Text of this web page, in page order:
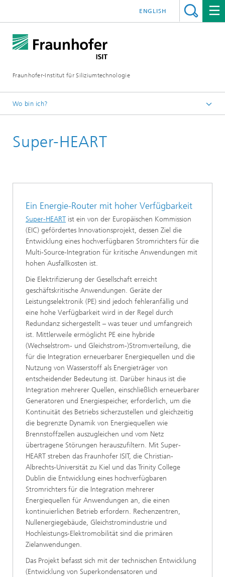
Fraunhofer-Institut für Siliziumtechnologie
ENGLISH
Wo bin ich?
Leistungselektronik
Super-HEART
Ein Energie-Router mit hoher Verfügbarkeit
Super-HEART ist ein von der Europäischen Kommission
(EIC) gefördertes Innovationsprojekt, dessen Ziel die
Entwicklung eines hochverfügbaren Stromrichters für die
Multi-Source-Integration für kritische Anwendungen mit
hohen Ausfallkosten ist.
Die Elektrifizierung der Gesellschaft erreicht
geschäftskritische Anwendungen. Geräte der
Leistungselektronik (PE) sind jedoch fehleranfällig und
eine hohe Verfügbarkeit wird in der Regel durch
Redundanz sichergestellt – was teuer und umfangreich
ist. Mittlerweile ermöglicht PE eine hybride
(Wechselstrom- und Gleichstrom-)Stromverteilung, die
für die Integration erneuerbarer Energiequellen und die
Nutzung von Wasserstoff als Energieträger von
entscheidender Bedeutung ist. Darüber hinaus ist die
Integration mehrerer Quellen, einschließlich erneuerbarer
Generatoren und Energiespeicher, erforderlich, um die
Kontinuität des Betriebs sicherzustellen und gleichzeitig
die begrenzte Dynamik von Energiequellen wie
Brennstoffzellen auszugleichen und vom Netz
übertragene Störungen herauszufiltern. Mit Super-
HEART streben das Fraunhofer ISIT, die Christian-
Albrechts-Universität zu Kiel und das Trinity College
Dublin die Entwicklung eines hochverfügbaren
Stromrichters für die Integration mehrerer
Energiequellen für Anwendungen an, die einen
kontinuierlichen Betrieb erfordern. Rechenzentren,
Nullenergiegebäude, Gleichstromindustrie und
Hochleistungs-Elektromobilität sind die primären
Zielanwendungen.
Das Projekt befasst sich mit der technischen Entwicklung
(Entwicklung von Superkondensatoren und